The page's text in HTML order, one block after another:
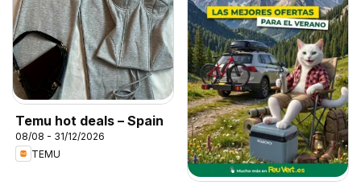
Temu hot deals – Spain
08/08 - 31/12/2026
TEMU